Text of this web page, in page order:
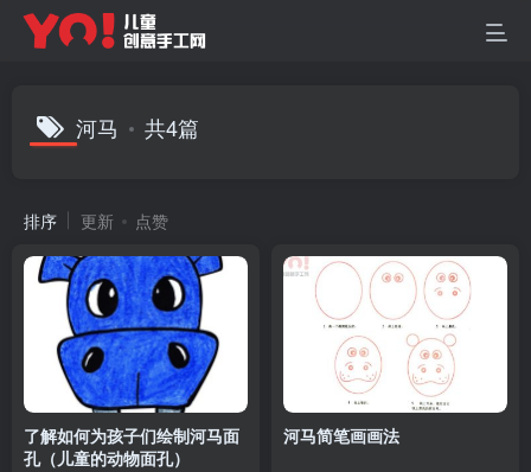
河马 共4篇
排序 更新 点赞
了解如何为孩子们绘制河马面
孔（儿童的动物面孔）
河马简笔画画法